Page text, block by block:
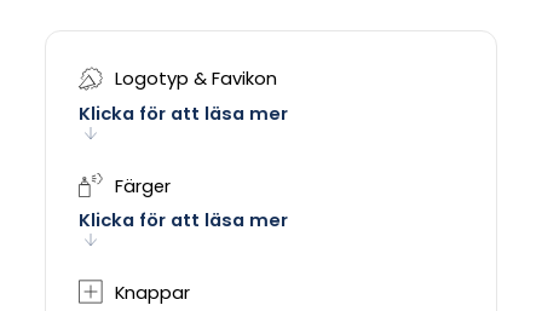
Logotyp & Favikon
Klicka för att läsa mer
Färger
Klicka för att läsa mer
Knappar